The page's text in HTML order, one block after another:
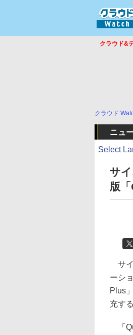
クラウド&
クラウド
ニュ
Select
サ
版
サイ
ーシ
Plus
充する
「